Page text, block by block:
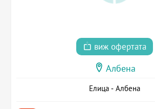
виж офертата
Албена
Елица - Албена